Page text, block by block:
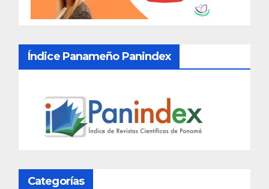
Índice Panameño Panindex
Categorías